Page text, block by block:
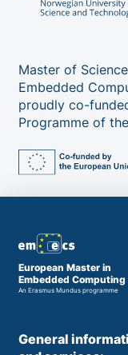
Master of
Embedded
proudly co-
Programme of
European Master in
Embedded
An Erasmus Mundus programme
General